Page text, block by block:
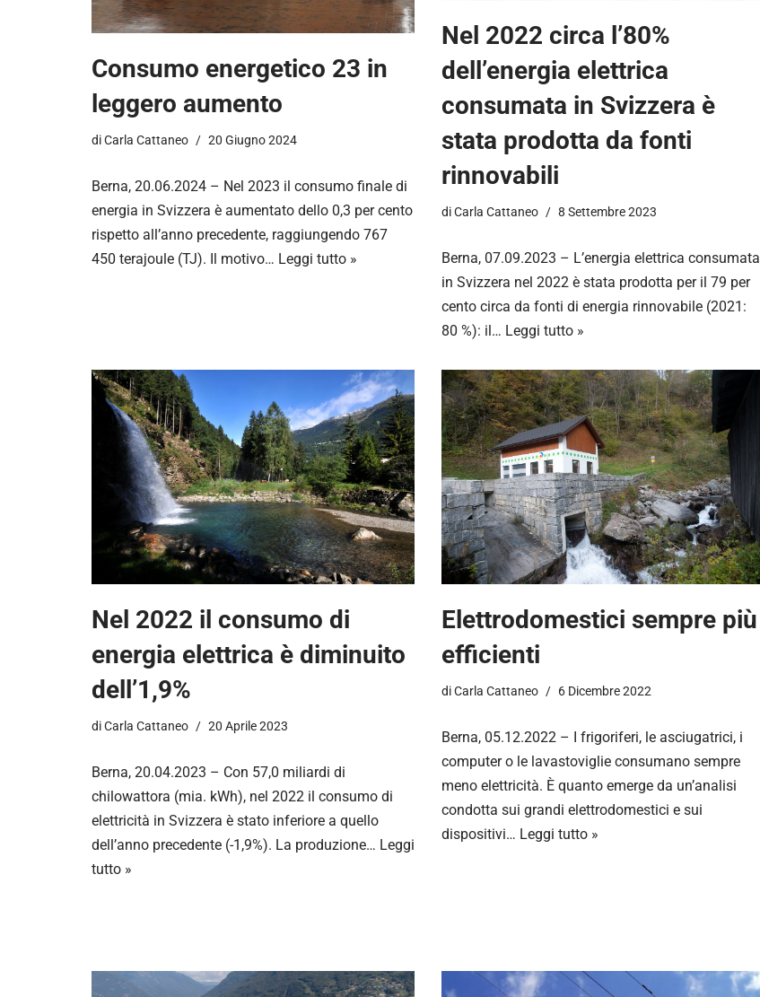
Consumo energetico 23 in
leggero aumento
diCarla Cattaneo 20 Giugno 2024
Berna, 20.06.2024 – Nel 2023 il consumo finale di
energia in Svizzera è aumentato dello 0,3 per cento
rispetto all’anno precedente, raggiungendo 767
450 terajoule (TJ). Il motivo… Leggi tutto »
Nel 2022 circa l’80%
dell’energia elettrica
consumata in Svizzera è
stata prodotta da fonti
rinnovabili
diCarla Cattaneo 8 Settembre 2023
Berna, 07.09.2023 – L’energia elettrica consumata
in Svizzera nel 2022 è stata prodotta per il 79 per
cento circa da fonti di energia rinnovabile (2021:
80 %): il… Leggi tutto »
Nel 2022 il consumo di
energia elettrica è diminuito
dell’1,9%
diCarla Cattaneo 20 Aprile 2023
Berna, 20.04.2023 – Con 57,0 miliardi di
chilowattora (mia. kWh), nel 2022 il consumo di
elettricità in Svizzera è stato inferiore a quello
dell’anno precedente (-1,9%). La produzione… Leggi
tutto »
Elettrodomestici sempre più
efficienti
diCarla Cattaneo 6 Dicembre 2022
Berna, 05.12.2022 – I frigoriferi, le asciugatrici, i
computer o le lavastoviglie consumano sempre
meno elettricità. È quanto emerge da un’analisi
condotta sui grandi elettrodomestici e sui
dispositivi… Leggi tutto »